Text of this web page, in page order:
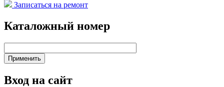
Записаться на ремонт
Каталожный номер
Вход на сайт